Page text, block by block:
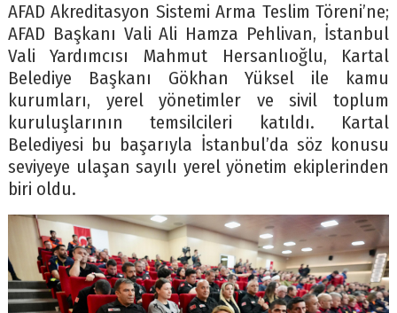
AFAD Akreditasyon Sistemi Arma Teslim Töreni’ne;
AFAD Başkanı Vali Ali Hamza Pehlivan, İstanbul
Vali Yardımcısı Mahmut Hersanlıoğlu, Kartal
Belediye Başkanı Gökhan Yüksel ile kamu
kurumları, yerel yönetimler ve sivil toplum
kuruluşlarının temsilcileri katıldı. Kartal
Belediyesi bu başarıyla İstanbul’da söz konusu
seviyeye ulaşan sayılı yerel yönetim ekiplerinden
biri oldu.